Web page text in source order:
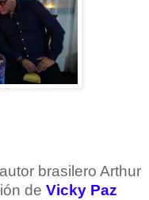
brasilero Arthur
de Vicky Paz